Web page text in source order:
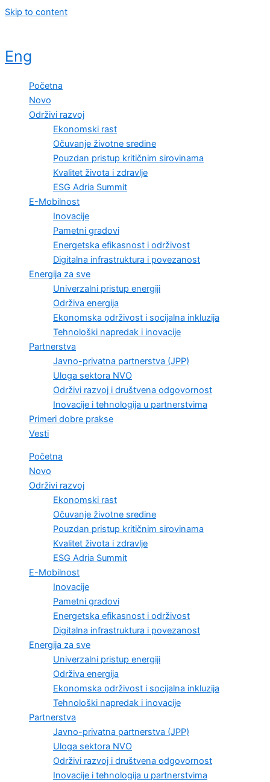
Skip to content
Eng
Početna
Novo
Održivi razvoj
Ekonomski rast
Očuvanje životne sredine
Pouzdan pristup kritičnim sirovinama
Kvalitet života i zdravlje
ESG Adria Summit
E-Mobilnost
Inovacije
Pametni gradovi
Energetska efikasnost i održivost
Digitalna infrastruktura i povezanost
Energija za sve
Univerzalni pristup energiji
Održiva energija
Ekonomska održivost i socijalna inkluzija
Tehnološki napredak i inovacije
Partnerstva
Javno-privatna partnerstva (JPP)
Uloga sektora NVO
Održivi razvoj i društvena odgovornost
Inovacije i tehnologija u partnerstvima
Primeri dobre prakse
Vesti
Početna
Novo
Održivi razvoj
Ekonomski rast
Očuvanje životne sredine
Pouzdan pristup kritičnim sirovinama
Kvalitet života i zdravlje
ESG Adria Summit
E-Mobilnost
Inovacije
Pametni gradovi
Energetska efikasnost i održivost
Digitalna infrastruktura i povezanost
Energija za sve
Univerzalni pristup energiji
Održiva energija
Ekonomska održivost i socijalna inkluzija
Tehnološki napredak i inovacije
Partnerstva
Javno-privatna partnerstva (JPP)
Uloga sektora NVO
Održivi razvoj i društvena odgovornost
Inovacije i tehnologija u partnerstvima